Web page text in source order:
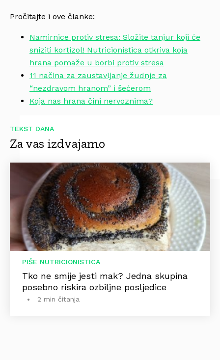
Pročitajte i ove članke:
Namirnice protiv stresa: Složite tanjur koji će
sniziti kortizol! Nutricionistica otkriva koja
hrana pomaže u borbi protiv stresa
11 načina za zaustavljanje žudnje za
“nezdravom hranom” i šećerom
Koja nas hrana čini nervoznima?
TEKST DANA
Za vas izdvajamo
PIŠE NUTRICIONISTICA
Tko ne smije jesti mak? Jedna skupina
posebno riskira ozbiljne posljedice
2 min čitanja